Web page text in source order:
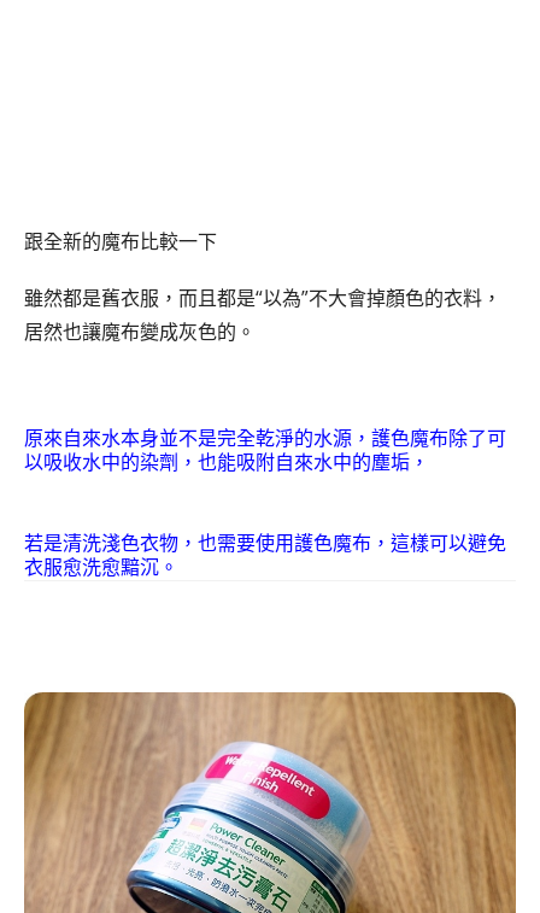
跟全新的魔布比較一下
雖然都是舊衣服，而且都是“以為”不大會掉顏色的衣料，
居然也讓魔布變成灰色的。
原來自來水本身並不是完全乾淨的水源，護色魔布除了可
以吸收水中的染劑，也能吸附自來水中的塵垢，
若是清洗淺色衣物，也需要使用護色魔布，這樣可以避免
衣服愈洗愈黯沉。